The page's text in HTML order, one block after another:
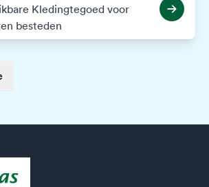
Kledingtegoed voor
besteden